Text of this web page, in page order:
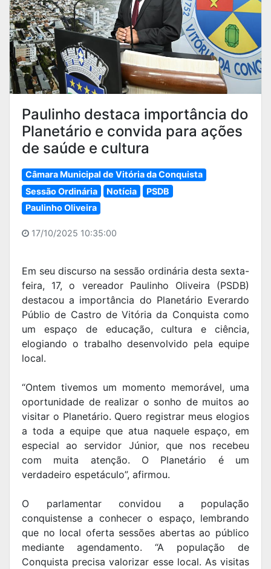
Paulinho destaca importância do
Planetário e convida para ações
de saúde e cultura
Câmara Municipal de Vitória da Conquista
Sessão Ordinária
Notícia
PSDB
Paulinho Oliveira
17/10/2025 10:35:00
Em seu discurso na sessão ordinária desta sexta-
feira, 17, o vereador Paulinho Oliveira (PSDB)
destacou a importância do Planetário Everardo
Públio de Castro de Vitória da Conquista como
um espaço de educação, cultura e ciência,
elogiando o trabalho desenvolvido pela equipe
local.
“Ontem tivemos um momento memorável, uma
oportunidade de realizar o sonho de muitos ao
visitar o Planetário. Quero registrar meus elogios
a toda a equipe que atua naquele espaço, em
especial ao servidor Júnior, que nos recebeu
com muita atenção. O Planetário é um
verdadeiro espetáculo”, afirmou.
O parlamentar convidou a população
conquistense a conhecer o espaço, lembrando
que no local oferta sessões abertas ao público
mediante agendamento. “A população de
Conquista precisa valorizar esse local. As visitas